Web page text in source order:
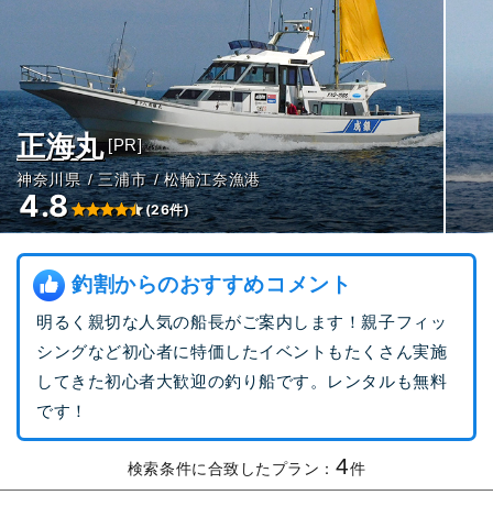
正海丸 [PR]
神奈川県 三浦市 松輪江奈漁港
4.8 (26件)
釣割からのおすすめコメント
明るく親切な人気の船長がご案内します！親子フィッ
シングなど初心者に特価したイベントもたくさん実施
してきた初心者大歓迎の釣り船です。レンタルも無料
です！
検索条件に合致したプラン：4件